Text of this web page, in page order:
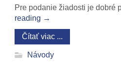
Pre podanie žiadosti je dobré
reading →
Čítať viac ...
Návody